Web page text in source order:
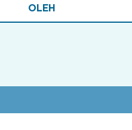
OLEH